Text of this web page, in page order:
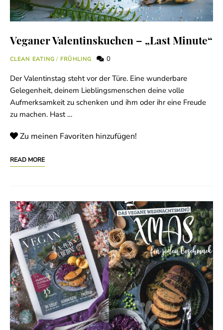
Veganer Valentinskuchen – „Last Minute“
CLEAN EATING / FRÜHLING 0
Der Valentinstag steht vor der Türe. Eine wunderbare
Gelegenheit, deinem Lieblingsmenschen deine volle
Aufmerksamkeit zu schenken und ihm oder ihr eine Freude
zu machen. Hast …
Zu meinen Favoriten hinzufügen!
READ MORE